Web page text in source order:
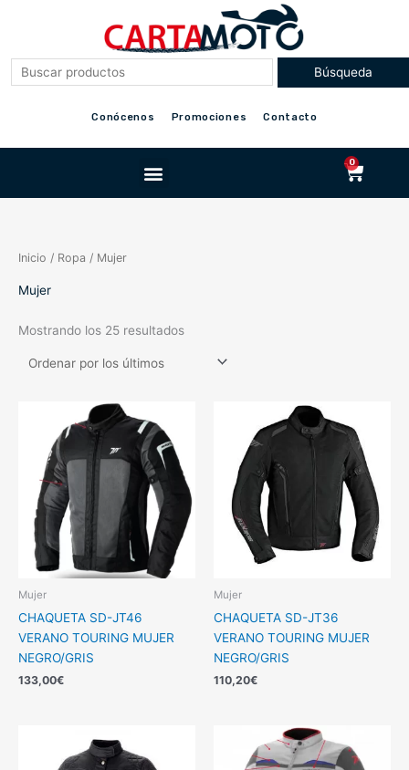
Conócenos Promociones Contacto
Menu 0
Inicio / Ropa / Mujer
Mujer
Mostrando los 25 resultados
Mujer
CHAQUETA SD-JT46
VERANO TOURING MUJER
NEGRO/GRIS
133,00€
Mujer
CHAQUETA SD-JT36
VERANO TOURING MUJER
NEGRO/GRIS
110,20€